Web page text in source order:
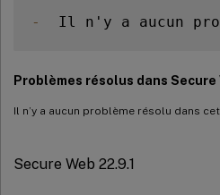
-
Il n'y a aucun
Problèmes résolus dans Secure
Il n’y a aucun problème résolu dans
Secure Web 22.9.1
Secure Web 20.8.0
Secure Web 20.7.0
Secure Web 20.4.5